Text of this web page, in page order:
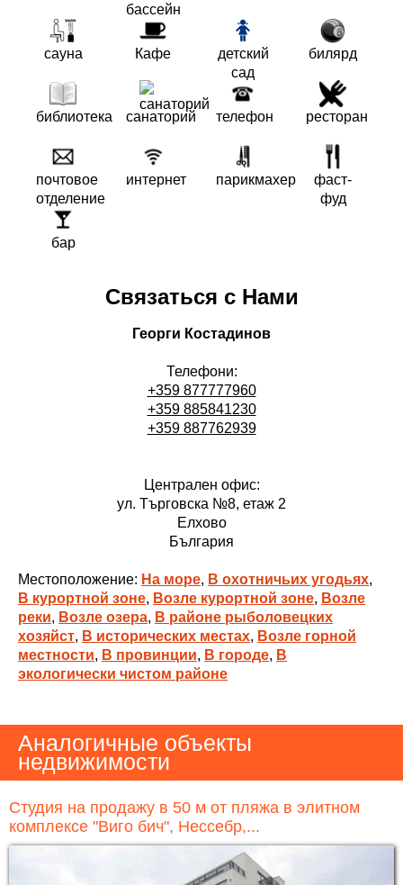
бассейн
сауна Кафе
детский
сад
билярд
библиотека санаторий телефон ресторан
почтовое
отделение
интернет парикмахер
фаст-
фуд
бар
Связаться с Нами
Георги Костадинов
Телефони:
+359 877777960
+359 885841230
+359 887762939
Централен офис:
ул. Търговска №8, етаж 2
Елхово
България
Местоположение: На море, В охотничьих угодьях,
В курортной зоне, Возле курортной зоне, Возле
реки, Возле озера, В районе рыболовецких
хозяйст, В исторических местах, Возле горной
местности, В провинции, В городе, В
экологически чистом районе
Аналогичные объекты
недвижимости
Студия на продажу в 50 м от пляжа в элитном
комплексе "Виго бич", Нессебр,...